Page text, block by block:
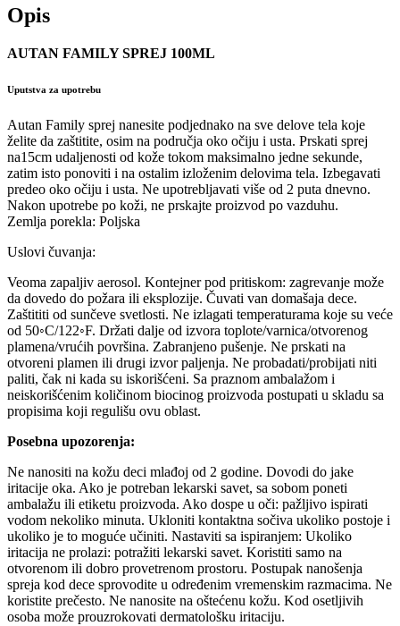
Opis
AUTAN FAMILY SPREJ 100ML
Uputstva za upotrebu
Autan Family sprej nanesite podjednako na sve delove tela koje
želite da zaštitite, osim na područja oko očiju i usta. Prskati sprej
na15cm udaljenosti od kože tokom maksimalno jedne sekunde,
zatim isto ponoviti i na ostalim izloženim delovima tela. Izbegavati
predeo oko očiju i usta. Ne upotrebljavati više od 2 puta dnevno.
Nakon upotrebe po koži, ne prskajte proizvod po vazduhu.
Zemlja porekla: Poljska
Uslovi čuvanja:
Veoma zapaljiv aerosol. Kontejner pod pritiskom: zagrevanje može
da dovedo do požara ili eksplozije. Čuvati van domašaja dece.
Zaštititi od sunčeve svetlosti. Ne izlagati temperaturama koje su veće
od 50◦C/122◦F. Držati dalje od izvora toplote/varnica/otvorenog
plamena/vrućih površina. Zabranjeno pušenje. Ne prskati na
otvoreni plamen ili drugi izvor paljenja. Ne probadati/probijati niti
paliti, čak ni kada su iskorišćeni. Sa praznom ambalažom i
neiskorišćenim količinom biocinog proizvoda postupati u skladu sa
propisima koji regulišu ovu oblast.
Posebna upozorenja:
Ne nanositi na kožu deci mlađoj od 2 godine. Dovodi do jake
iritacije oka. Ako je potreban lekarski savet, sa sobom poneti
ambalažu ili etiketu proizvoda. Ako dospe u oči: pažljivo ispirati
vodom nekoliko minuta. Ukloniti kontaktna sočiva ukoliko postoje i
ukoliko je to moguće učiniti. Nastaviti sa ispiranjem: Ukoliko
iritacija ne prolazi: potražiti lekarski savet. Koristiti samo na
otvorenom ili dobro provetrenom prostoru. Postupak nanošenja
spreja kod dece sprovodite u određenim vremenskim razmacima. Ne
koristite prečesto. Ne nanosite na oštećenu kožu. Kod osetljivih
osoba može prouzrokovati dermatološku iritaciju.